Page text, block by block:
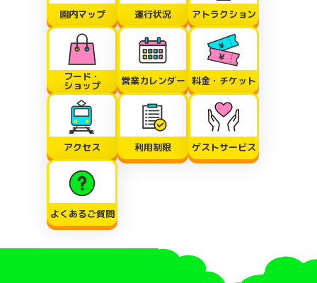
園内マップ 運行状況 アトラクション
フード・
ショップ 営業カレンダー 料金・チケット
アクセス 利用制限 ゲストサービス
よくあるご質問